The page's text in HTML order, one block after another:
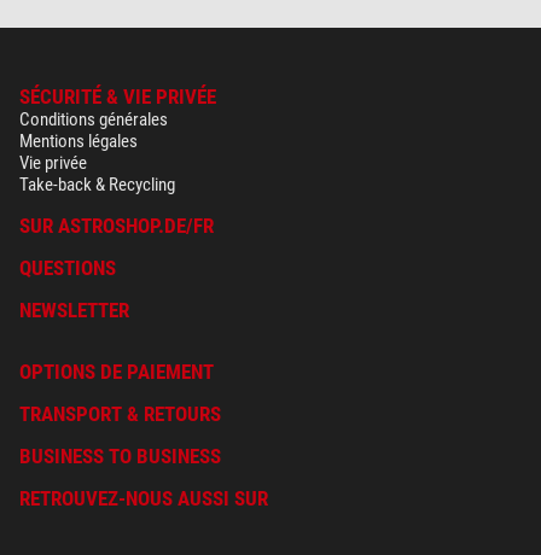
SÉCURITÉ & VIE PRIVÉE
Conditions générales
Mentions légales
Vie privée
Take-back & Recycling
SUR ASTROSHOP.DE/FR
QUESTIONS
NEWSLETTER
OPTIONS DE PAIEMENT
TRANSPORT & RETOURS
BUSINESS TO BUSINESS
RETROUVEZ-NOUS AUSSI SUR